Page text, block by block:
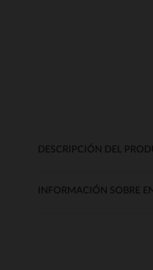
DESCRIPCIÓN DEL
INFORMACIÓN SOBRE